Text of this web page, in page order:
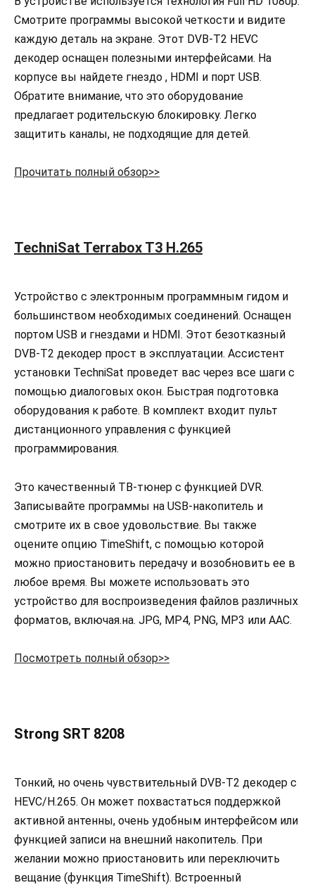
Смотрите программы высокой четкости и видите
каждую деталь на экране. Этот DVB-T2 HEVC
декодер оснащен полезными интерфейсами. На
корпусе вы найдете гнездо , HDMI и порт USB.
Обратите внимание, что это оборудование
предлагает родительскую блокировку. Легко
защитить каналы, не подходящие для детей.
Прочитать полный обзор>>
TechniSat Terrabox T3 H.265
Устройство с электронным программным гидом и
большинством необходимых соединений. Оснащен
портом USB и гнездами и HDMI. Этот безотказный
DVB-T2 декодер прост в эксплуатации. Ассистент
установки TechniSat проведет вас через все шаги с
помощью диалоговых окон. Быстрая подготовка
оборудования к работе. В комплект входит пульт
дистанционного управления с функцией
программирования.
Это качественный ТВ-тюнер с функцией DVR.
Записывайте программы на USB-накопитель и
смотрите их в свое удовольствие. Вы также
оцените опцию TimeShift, с помощью которой
можно приостановить передачу и возобновить ее в
любое время. Вы можете использовать это
устройство для воспроизведения файлов различных
форматов, включая.на. JPG, MP4, PNG, MP3 или AAC.
Посмотреть полный обзор>>
Strong SRT 8208
Тонкий, но очень чувствительный DVB-T2 декодер с
HEVC/H.265. Он может похвастаться поддержкой
активной антенны, очень удобным интерфейсом или
функцией записи на внешний накопитель. При
желании можно приостановить или переключить
вещание (функция TimeShift). Встроенный